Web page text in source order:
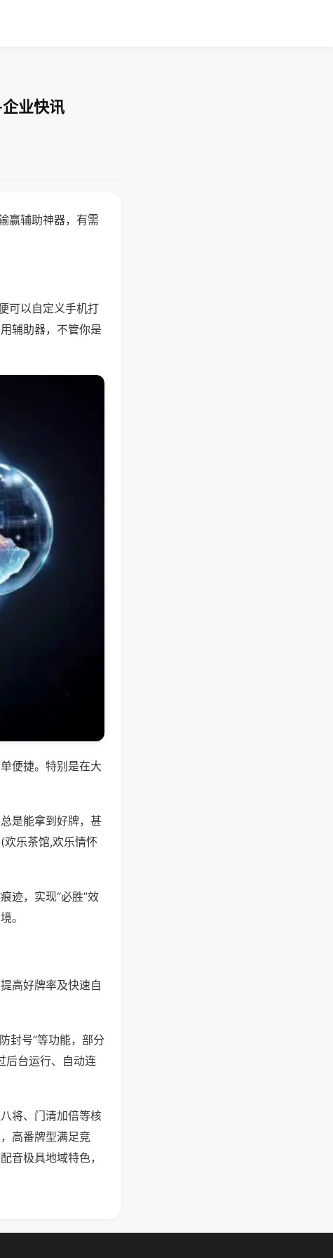
业快讯
赢辅助神器，有需
可以自定义手机打
辅助器，不管你是
便捷。特别是在大
是能拿到好牌，甚
乐茶馆,欢乐情怀
迹，实现“必胜”效
。
高好牌率及快速自
封号”等功能，部分
后台运行、自动连
将、门清加倍等核
高番牌型满足竞
音极具地域特色，